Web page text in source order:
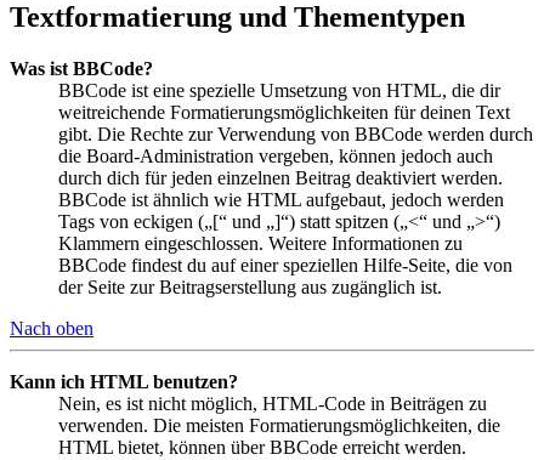
Textformatierung und Thementypen
Was ist BBCode?
BBCode ist eine spezielle Umsetzung von HTML, die dir
weitreichende Formatierungsmöglichkeiten für deinen Text
gibt. Die Rechte zur Verwendung von BBCode werden durch
die Board-Administration vergeben, können jedoch auch
durch dich für jeden einzelnen Beitrag deaktiviert werden.
BBCode ist ähnlich wie HTML aufgebaut, jedoch werden
Tags von eckigen („[“ und „]“) statt spitzen („<“ und „>“)
Klammern eingeschlossen. Weitere Informationen zu
BBCode findest du auf einer speziellen Hilfe-Seite, die von
der Seite zur Beitragserstellung aus zugänglich ist.
Nach oben
Kann ich HTML benutzen?
Nein, es ist nicht möglich, HTML-Code in Beiträgen zu
verwenden. Die meisten Formatierungsmöglichkeiten, die
HTML bietet, können über BBCode erreicht werden.